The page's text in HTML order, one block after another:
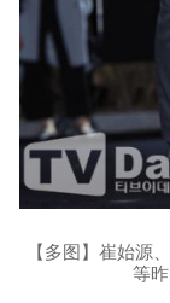
【多图】崔始源
等